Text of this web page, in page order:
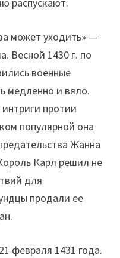
распускают.
может уходить» —
Весной 1430 г. по
военные
медленно и вяло.
протии
популярной она
Жанна
Карл решил не
для
продали ее
февраля 1431 года.